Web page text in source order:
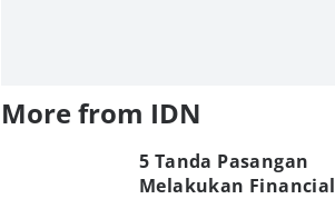
More from IDN
5 Tanda Pasangan
Melakukan Financial